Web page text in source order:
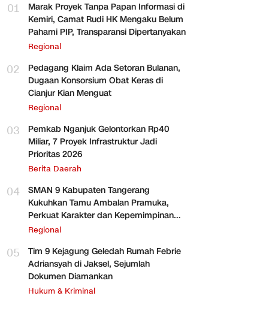
01
Marak Proyek Tanpa Papan Informasi di
Kemiri, Camat Rudi HK Mengaku Belum
Pahami PIP, Transparansi Dipertanyakan
Regional
02
Pedagang Klaim Ada Setoran Bulanan,
Dugaan Konsorsium Obat Keras di
Cianjur Kian Menguat
Regional
03
Pemkab Nganjuk Gelontorkan Rp40
Miliar, 7 Proyek Infrastruktur Jadi
Prioritas 2026
Berita Daerah
04
SMAN 9 Kabupaten Tangerang
Kukuhkan Tamu Ambalan Pramuka,
Perkuat Karakter dan Kepemimpinan
Siswa
Regional
05
Tim 9 Kejagung Geledah Rumah Febrie
Adriansyah di Jaksel, Sejumlah
Dokumen Diamankan
Hukum & Kriminal